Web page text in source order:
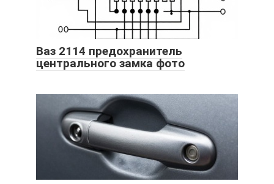
Ваз 2114 предохранитель
центрального замка фото